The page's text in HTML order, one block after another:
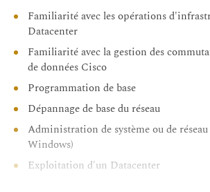
Dépannage de l'apprentissage des points
Vérification de la connectivité des
Contrôle de l'apprentissage des points
Dépannage de l'apprentissage des
Dépannage de la couche 2
Mappage VLAN et VXLAN
Flux de trafic
Inondation d'unicast inconnu de la
Familiarité avec les opérations
Datacenter
Familiarité avec la gestion des
de données Cisco
Programmation de base
Dépannage de base du réseau
Administration de système ou de
Windows)
Exploitation d'un Datacenter